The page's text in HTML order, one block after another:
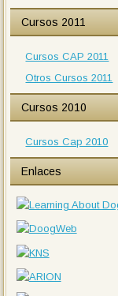
Cursos 2011
Cursos CAP 2011
Otros Cursos 2011
Cursos 2010
Cursos Cap 2010
Enlaces